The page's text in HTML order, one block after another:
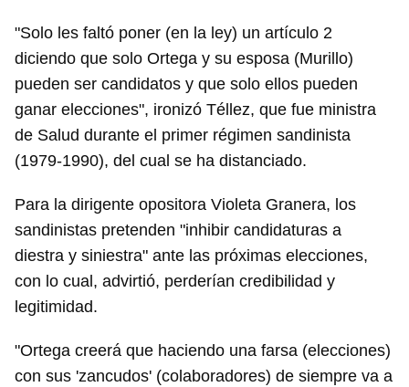
"Solo les faltó poner (en la ley) un artículo 2
diciendo que solo Ortega y su esposa (Murillo)
pueden ser candidatos y que solo ellos pueden
ganar elecciones", ironizó Téllez, que fue ministra
de Salud durante el primer régimen sandinista
(1979-1990), del cual se ha distanciado.
Para la dirigente opositora Violeta Granera, los
sandinistas pretenden "inhibir candidaturas a
diestra y siniestra" ante las próximas elecciones,
con lo cual, advirtió, perderían credibilidad y
legitimidad.
"Ortega creerá que haciendo una farsa (elecciones)
con sus 'zancudos' (colaboradores) de siempre va a